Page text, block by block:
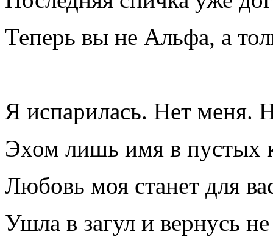
Теперь вы не Альфа, а
Я испарилась. Нет меня.
Эхом лишь имя в пустых
Любовь моя станет для
Ушла в загул и вернусь